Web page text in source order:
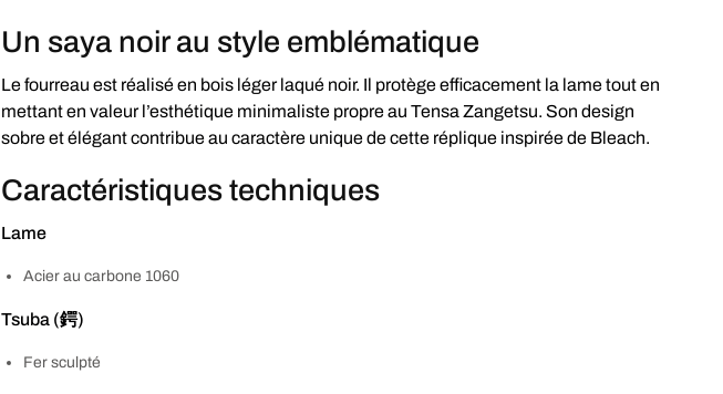
Un saya noir au style emblématique
Le fourreau est réalisé en bois léger laqué noir. Il protège efficacement la lame tout en
mettant en valeur l’esthétique minimaliste propre au Tensa Zangetsu. Son design
sobre et élégant contribue au caractère unique de cette réplique inspirée de Bleach.
Caractéristiques techniques
Lame
Acier au carbone 1060
Tsuba (鍔)
Fer sculpté